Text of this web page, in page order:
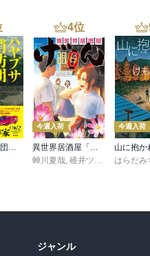
ハヤブサ消防団 森へつづく道
4位
今週入荷
異世界居酒屋「げん」三杯目
蝉川夏哉, 碓井ツカサ
今週入荷
はらだみ
ジャンル